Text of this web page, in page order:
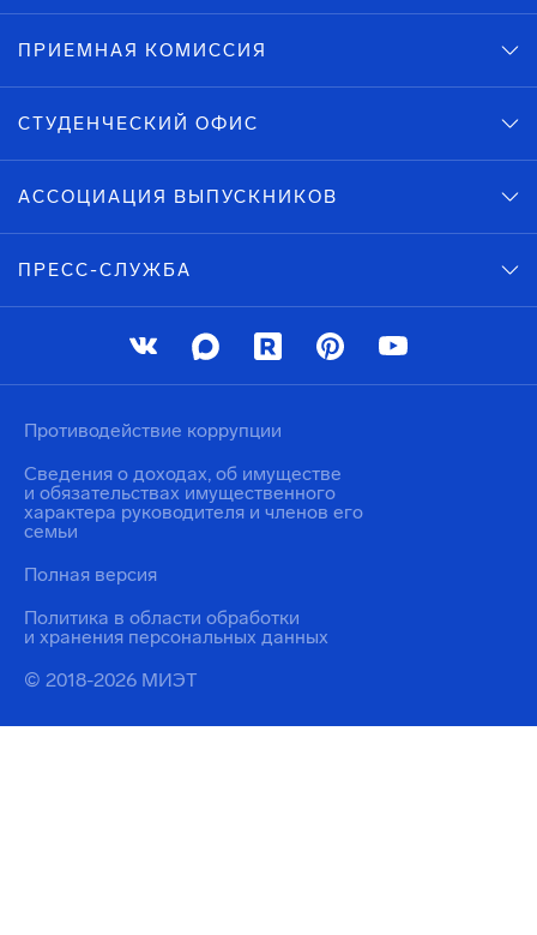
ПРИЕМНАЯ КОМИССИЯ
СТУДЕНЧЕСКИЙ ОФИС
АССОЦИАЦИЯ ВЫПУСКНИКОВ
ПРЕСС-СЛУЖБА
© 2018-2026 МИЭТ
Политика в области обработки
и хранения персональных данных
Противодействие коррупции
Сведения о доходах, об имуществе
и обязательствах имущественного
характера руководителя и членов его
семьи
Полная версия